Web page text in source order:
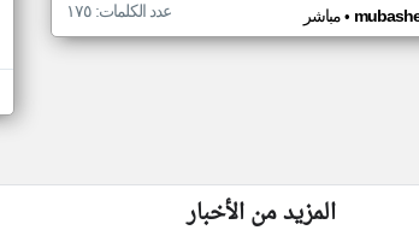
مباشر• عدد الكلمات: ١٧٥
المزيد من الأخبار